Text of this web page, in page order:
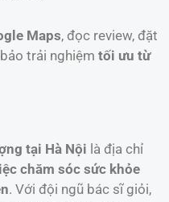
Maps, đọc review, đặt
trải nghiệm tối ưu từ
tại Hà Nội là địa chỉ
chăm sóc sức khỏe
. Với đội ngũ bác sĩ giỏi,